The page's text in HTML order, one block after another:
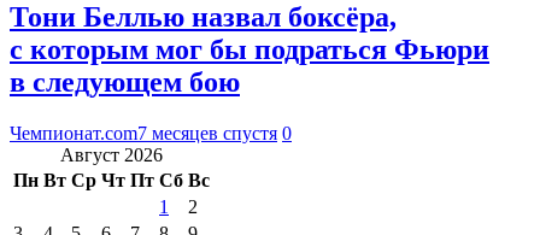
Тони Беллью назвал боксёра,
с которым мог бы подраться Фьюри
в следующем бою
Чемпионат.com7 месяцев спустя 0
Август 2026
Пн Вт Ср Чт Пт Сб Вс
1
2